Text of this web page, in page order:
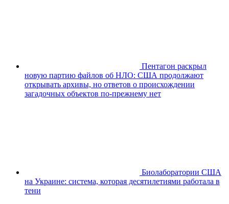
Пентагон раскрыл
новую партию файлов об НЛО: США продолжают
открывать архивы, но ответов о происхождении
загадочных объектов по-прежнему нет
Биолаборатории США
на Украине: система, которая десятилетиями работала в
тени